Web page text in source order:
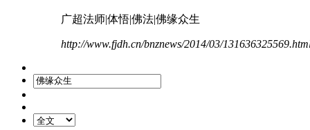
广超法师|体悟|佛法|佛缘众生
http://www.fjdh.cn/bnznews/2014/03/